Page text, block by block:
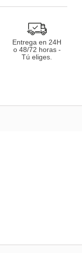
Entrega en 24H
o 48/72 horas -
Tú eliges.